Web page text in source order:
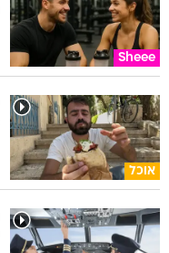
Sheee
אוכל